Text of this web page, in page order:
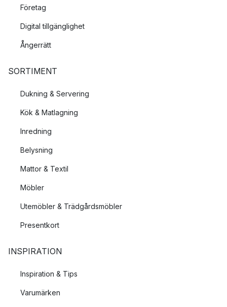
Företag
Digital tillgänglighet
Ångerrätt
SORTIMENT
Dukning & Servering
Kök & Matlagning
Inredning
Belysning
Mattor & Textil
Möbler
Utemöbler & Trädgårdsmöbler
Presentkort
INSPIRATION
Inspiration & Tips
Varumärken